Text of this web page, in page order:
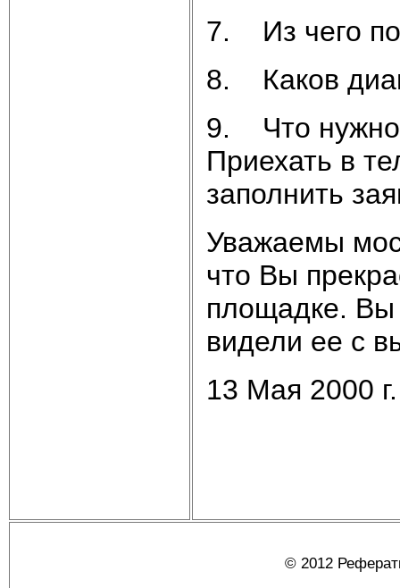
7. Из чего
8. Каков
9. Что нужно
Приехать в
заполнить
Уважаемы
что Вы
площадке. Вы
видели ее с
13 Мая 2000 г.
© 2012